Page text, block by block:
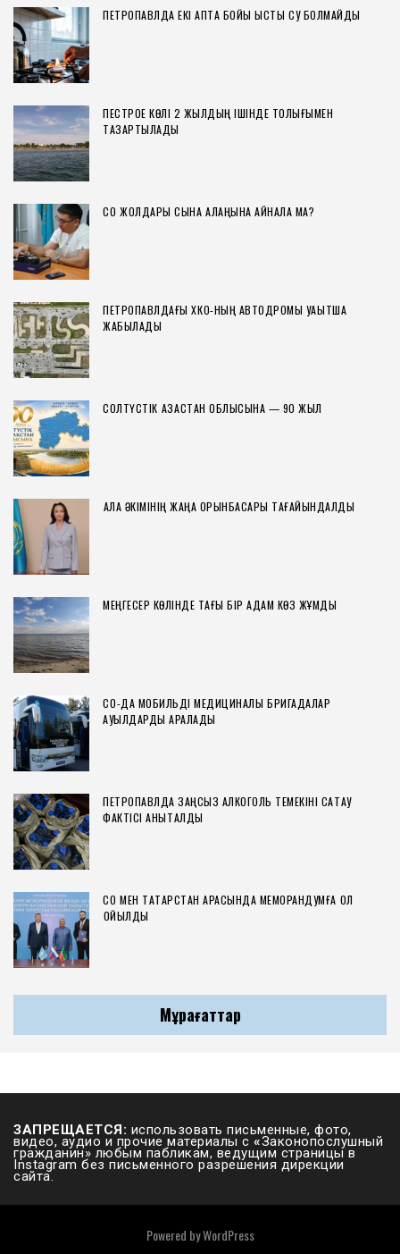
ПЕТРОПАВЛДА ЕКІ АПТА БОЙЫ ЫСТЫҚ СУ БОЛМАЙДЫ
ПЕСТРОЕ КӨЛІ 2 ЖЫЛДЫҢ ІШІНДЕ ТОЛЫҒЫМЕН
ТАЗАРТЫЛАДЫ
СҚО ЖОЛДАРЫ СЫНАҚ АЛАҢЫНА АЙНАЛА МА?
ПЕТРОПАВЛДАҒЫ ХҚКО-НЫҢ АВТОДРОМЫ УАҚЫТША
ЖАБЫЛАДЫ
СОЛТҮСТІК ҚАЗАҚСТАН ОБЛЫСЫНА — 90 ЖЫЛ
ҚАЛА ӘКІМІНІҢ ЖАҢА ОРЫНБАСАРЫ ТАҒАЙЫНДАЛДЫ
МЕҢГЕСЕР КӨЛІНДЕ ТАҒЫ БІР АДАМ КӨЗ ЖҰМДЫ
СҚО-ДА МОБИЛЬДІ МЕДИЦИНАЛЫҚ БРИГАДАЛАР
АУЫЛДАРДЫ АРАЛАДЫ
ПЕТРОПАВЛДА ЗАҢСЫЗ АЛКОГОЛЬ ТЕМЕКІНІ САҚТАУ
ФАКТІСІ АНЫҚТАЛДЫ
СҚО МЕН ТАТАРСТАН АРАСЫНДА МЕМОРАНДУМҒА ҚОЛ
ҚОЙЫЛДЫ
Мұрағаттар
ЗАПРЕЩАЕТСЯ: использовать письменные, фото,
видео, аудио и прочие материалы с «Законопослушный
гражданин» любым пабликам, ведущим страницы в
Instagram без письменного разрешения дирекции
сайта.
Powered byWordPress